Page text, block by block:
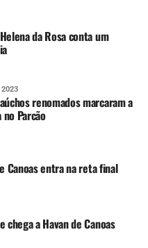
da Rosa conta um
2023
renomados marcaram a
Parcão
Canoas entra na reta final
chega a Havan de Canoas